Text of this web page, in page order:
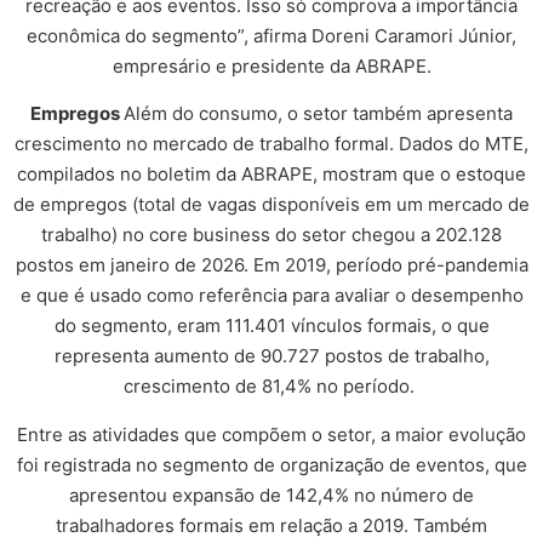
recreação e aos eventos. Isso só comprova a importância
econômica do segmento”, afirma Doreni Caramori Júnior,
empresário e presidente da ABRAPE.
EmpregosAlém do consumo, o setor também apresenta
crescimento no mercado de trabalho formal. Dados do MTE,
compilados no boletim da ABRAPE, mostram que o estoque
de empregos (total de vagas disponíveis em um mercado de
trabalho) no core business do setor chegou a 202.128
postos em janeiro de 2026. Em 2019, período pré-pandemia
e que é usado como referência para avaliar o desempenho
do segmento, eram 111.401 vínculos formais, o que
representa aumento de 90.727 postos de trabalho,
crescimento de 81,4% no período.
Entre as atividades que compõem o setor, a maior evolução
foi registrada no segmento de organização de eventos, que
apresentou expansão de 142,4% no número de
trabalhadores formais em relação a 2019. Também